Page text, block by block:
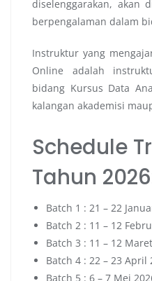
diselenggarakan, akan
berpengalaman dalam
Instruktur yang
Online adalah
bidang Kursus Data
kalangan akademisi
Schedule
Tahun
Batch 1 : 21 – 22
Batch 2 : 11 – 12
Batch 3 : 11 – 12
Batch 4 : 22 – 23 April
Batch 5 : 6 – 7 Mei